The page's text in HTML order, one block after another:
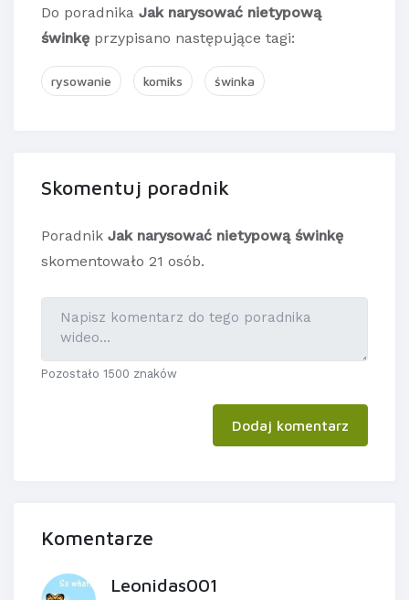
Do poradnika Jak narysować nietypową
świnkę przypisano następujące tagi:
rysowanie komiks świnka
Skomentuj poradnik
Poradnik Jak narysować nietypową świnkę
skomentowało 21 osób.
Pozostało 1500 znaków
Dodaj komentarz
Komentarze
Leonidas001